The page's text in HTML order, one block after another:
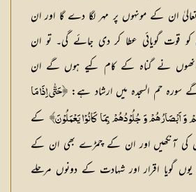
تعالیٰ ان کے مونہوں پر مہر لگا دے گا اور ان
کو قوت گویائی عطا کر دی جائے گی۔ تو ان
نے گناہ کے کام کیے ہوں گے ان
سورہ حم السجدہ میں ارشاد ہے:﴿حَتّٰى اِذَا مَا
وَ اَبْصَارُهُمْ وَ جُلُوْدُهُمْ بِمَا كَانُوْا يَعْمَلُوْنَ﴾ کے
کی آنکھیں اور ان کے چمڑے بھی ان کے
گویا اقرار اور شہادت کے دونوں مرحلے